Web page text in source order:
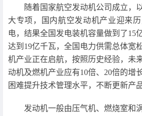
随着国家航空发动机公司成立，
大专项，国内航空发动机产业迎来
电，结果全国发电装机容量做到了15
达到19亿千瓦，全国电力供需总体宽
机产业正在启航，按照历史经验，未
动机及燃机产业应有10倍、20倍的增
困难提升技术管理水平，不断更新产
发动机一般由压气机、燃烧室和